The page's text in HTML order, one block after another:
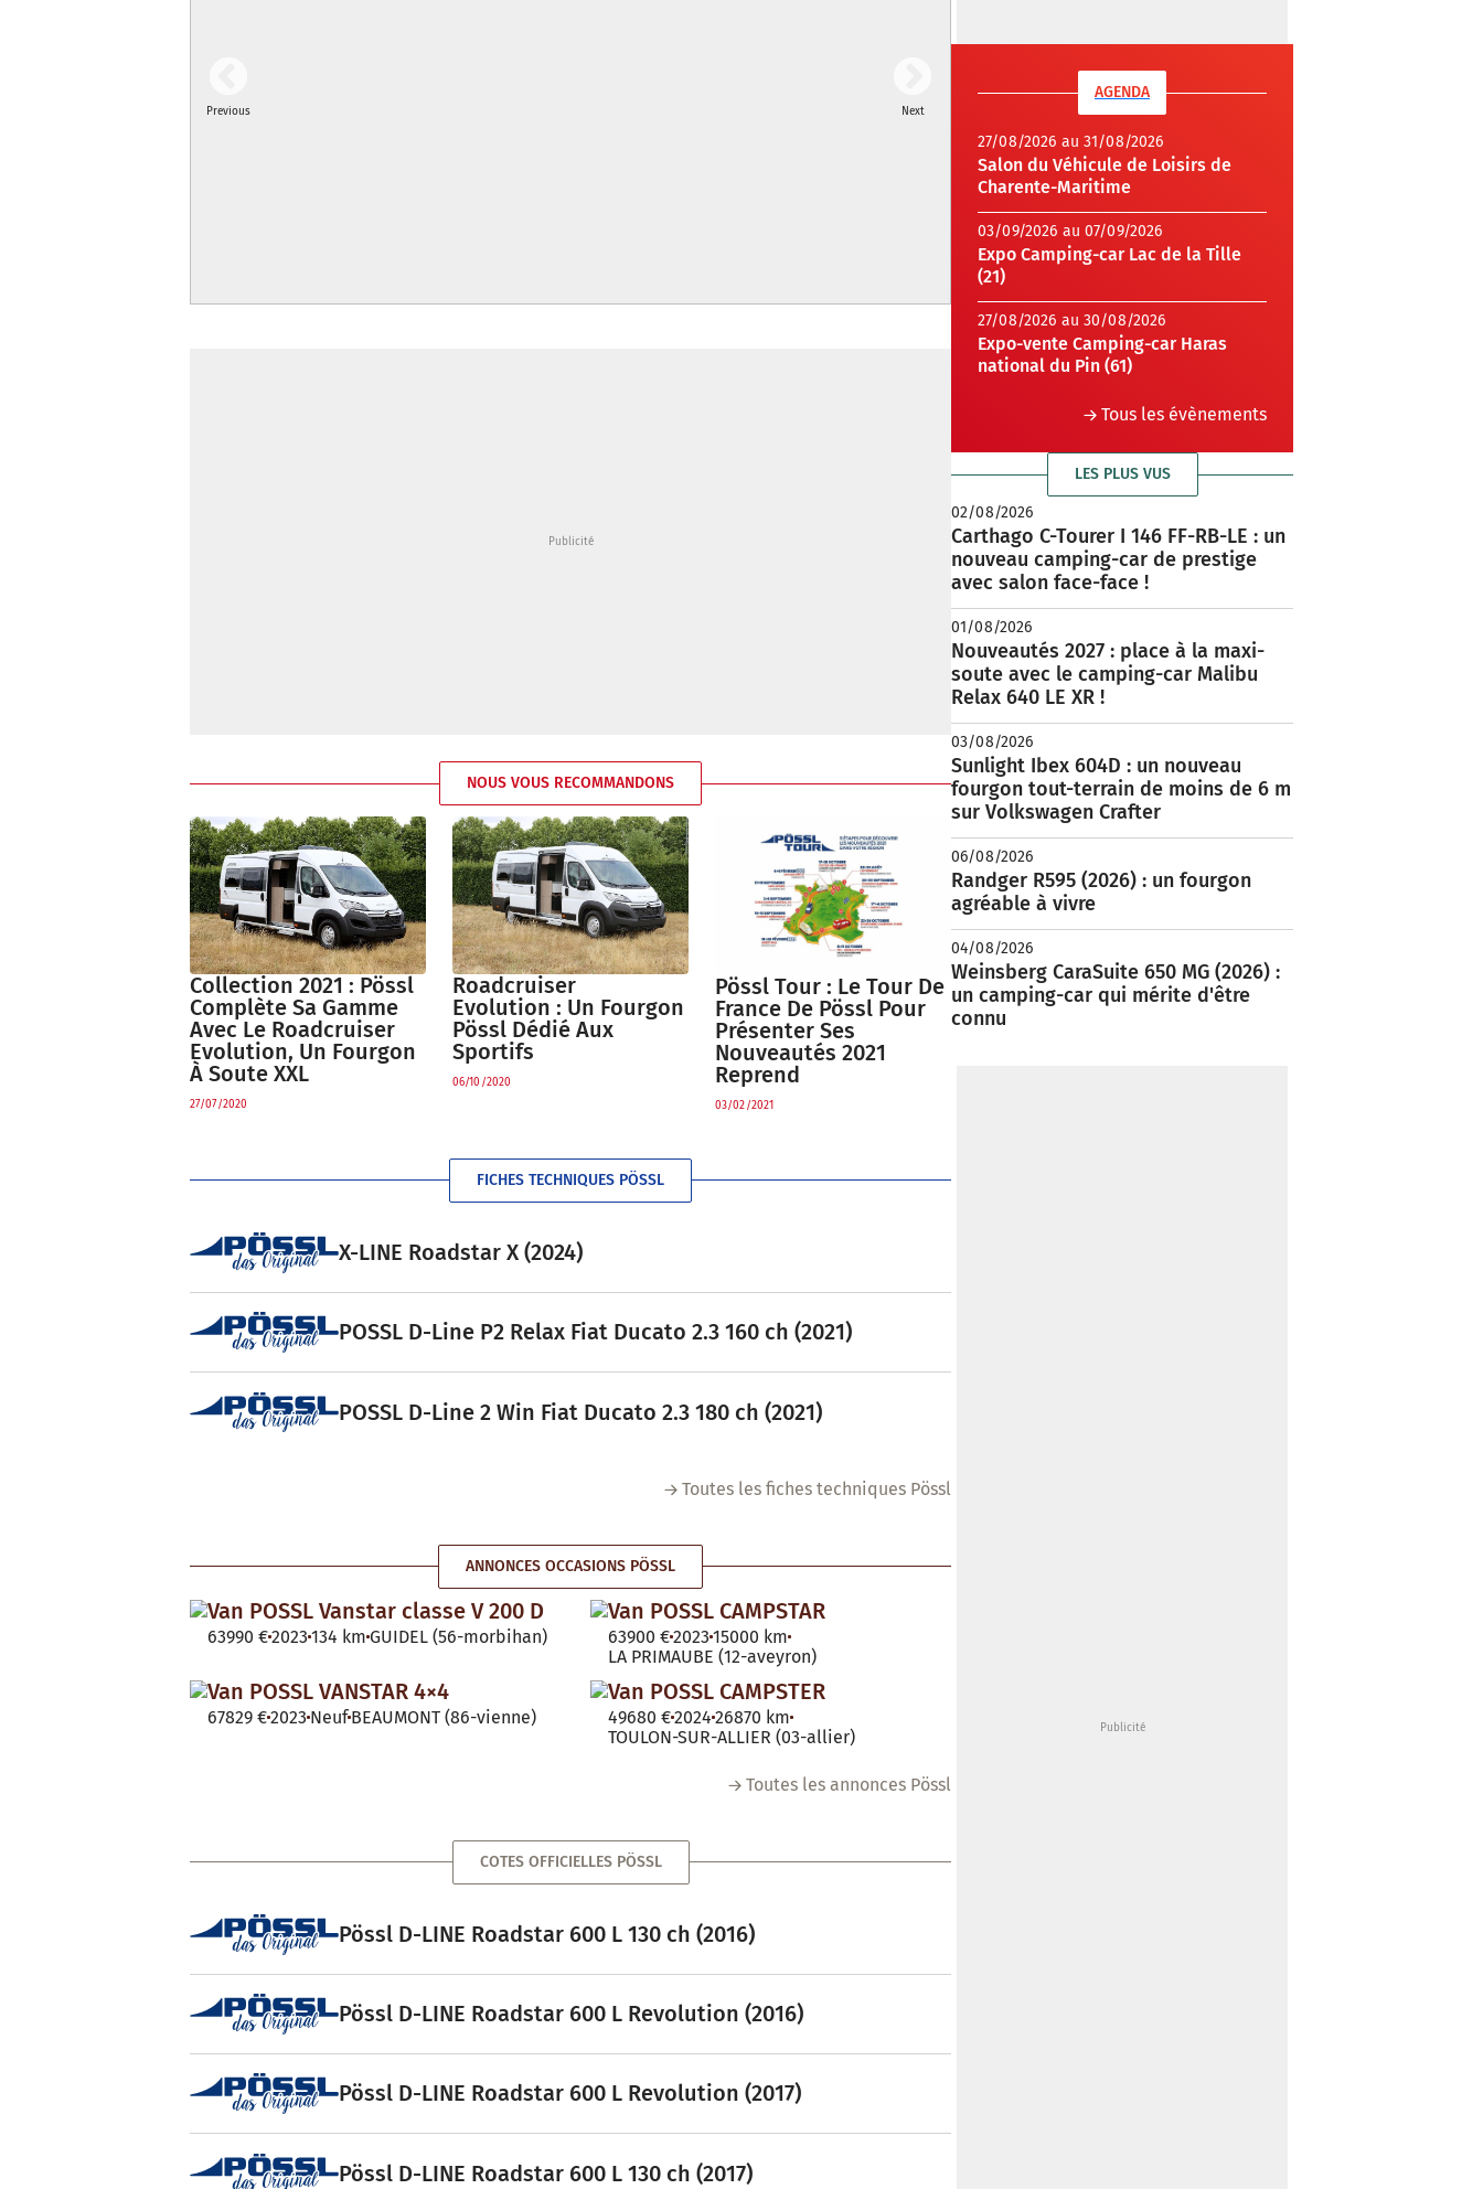
Previous Next
NOUS VOUS RECOMMANDONS
Collection 2021 : Pössl
Complète Sa Gamme
Avec Le Roadcruiser
Evolution, Un Fourgon
À Soute XXL
27/07/2020
Roadcruiser
Evolution : Un Fourgon
Pössl Dédié Aux
Sportifs
06/10/2020
Pössl Tour : Le Tour De
France De Pössl Pour
Présenter Ses
Nouveautés 2021
Reprend
03/02/2021
FICHES TECHNIQUES PÖSSL
X-LINE Roadstar X (2024)
POSSL D-Line P2 Relax Fiat Ducato 2.3 160 ch (2021)
POSSL D-Line 2 Win Fiat Ducato 2.3 180 ch (2021)
Toutes les fiches techniques Pössl
ANNONCES OCCASIONS PÖSSL
Van POSSL Vanstar classe V 200 D
63990 €2023 134 km GUIDEL (56-morbihan)
Van POSSL CAMPSTAR
63900 €2023 15000 km
LA PRIMAUBE (12-aveyron)
Van POSSL VANSTAR 4×4
67829 €2023 Neuf BEAUMONT (86-vienne)
Van POSSL CAMPSTER
49680 €2024 26870 km
TOULON-SUR-ALLIER (03-allier)
Toutes les annonces Pössl
COTES OFFICIELLES PÖSSL
Pössl D-LINE Roadstar 600 L 130 ch (2016)
Pössl D-LINE Roadstar 600 L Revolution (2016)
Pössl D-LINE Roadstar 600 L Revolution (2017)
Pössl D-LINE Roadstar 600 L 130 ch (2017)
AGENDA
27/08/2026 au 31/08/2026
Salon du Véhicule de Loisirs de
Charente-Maritime
03/09/2026 au 07/09/2026
Expo Camping-car Lac de la Tille
(21)
27/08/2026 au 30/08/2026
Expo-vente Camping-car Haras
national du Pin (61)
Tous les évènements
LES PLUS VUS
02/08/2026
Carthago C-Tourer I 146 FF-RB-LE : un
nouveau camping-car de prestige
avec salon face-face !
01/08/2026
Nouveautés 2027 : place à la maxi-
soute avec le camping-car Malibu
Relax 640 LE XR !
03/08/2026
Sunlight Ibex 604D : un nouveau
fourgon tout-terrain de moins de 6 m
sur Volkswagen Crafter
06/08/2026
Randger R595 (2026) : un fourgon
agréable à vivre
04/08/2026
Weinsberg CaraSuite 650 MG (2026) :
un camping-car qui mérite d'être
connu